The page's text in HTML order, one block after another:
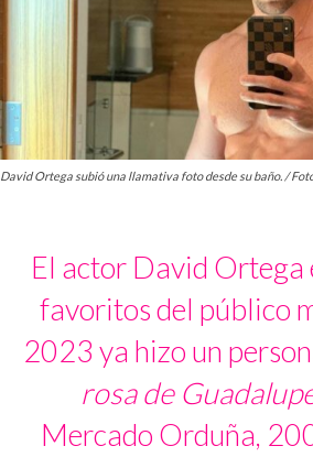
David Ortega subió una llamativa foto desde su baño. /
El actor David Ortega
favoritos del público
2023 ya hizo un
rosa de
Mercado Orduña,